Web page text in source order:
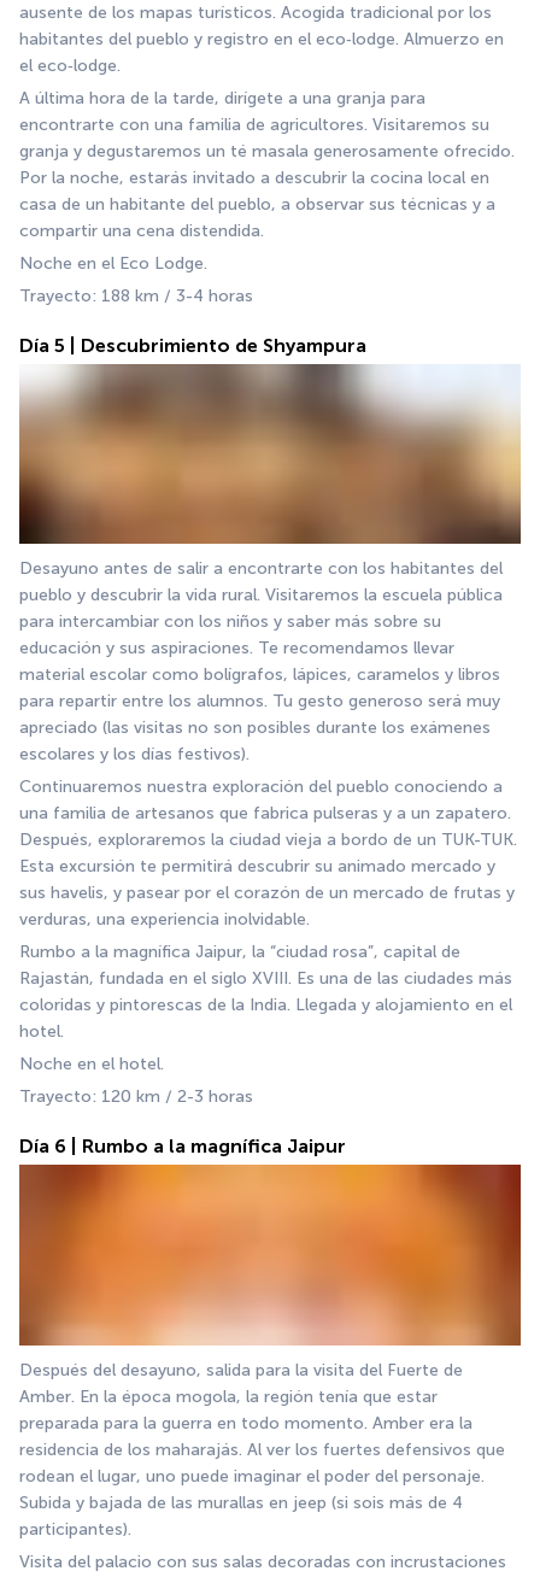
ausente de los mapas turísticos. Acogida tradicional por los
habitantes del pueblo y registro en el eco‑lodge. Almuerzo en
el eco‑lodge.
A última hora de la tarde, dirígete a una granja para
encontrarte con una familia de agricultores. Visitaremos su
granja y degustaremos un té masala generosamente ofrecido.
Por la noche, estarás invitado a descubrir la cocina local en
casa de un habitante del pueblo, a observar sus técnicas y a
compartir una cena distendida.
Noche en el Eco Lodge.
Trayecto: 188 km / 3-4 horas
Día 5 | Descubrimiento de Shyampura
Desayuno antes de salir a encontrarte con los habitantes del
pueblo y descubrir la vida rural. Visitaremos la escuela pública
para intercambiar con los niños y saber más sobre su
educación y sus aspiraciones. Te recomendamos llevar
material escolar como bolígrafos, lápices, caramelos y libros
para repartir entre los alumnos. Tu gesto generoso será muy
apreciado (las visitas no son posibles durante los exámenes
escolares y los días festivos).
Continuaremos nuestra exploración del pueblo conociendo a
una familia de artesanos que fabrica pulseras y a un zapatero.
Después, exploraremos la ciudad vieja a bordo de un TUK-TUK.
Esta excursión te permitirá descubrir su animado mercado y
sus havelis, y pasear por el corazón de un mercado de frutas y
verduras, una experiencia inolvidable.
Rumbo a la magnífica Jaipur, la “ciudad rosa”, capital de
Rajastán, fundada en el siglo XVIII. Es una de las ciudades más
coloridas y pintorescas de la India. Llegada y alojamiento en el
hotel.
Noche en el hotel.
Trayecto: 120 km / 2-3 horas
Día 6 | Rumbo a la magnífica Jaipur
Después del desayuno, salida para la visita del Fuerte de
Amber. En la época mogola, la región tenía que estar
preparada para la guerra en todo momento. Amber era la
residencia de los maharajás. Al ver los fuertes defensivos que
rodean el lugar, uno puede imaginar el poder del personaje.
Subida y bajada de las murallas en jeep (si sois más de 4
participantes).
Visita del palacio con sus salas decoradas con incrustaciones